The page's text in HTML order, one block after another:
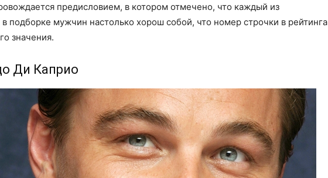
предисловием, в котором отмечено, что каждый из
подборке мужчин настолько хорош собой, что номер строчки в рейтинга
значения.
Ди Каприо